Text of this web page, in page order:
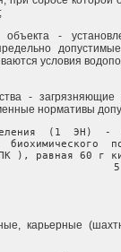
-
условия
- загрязняющие
нормативы
(1  ЭН)  -
), равная 60 г
               5
карьерные